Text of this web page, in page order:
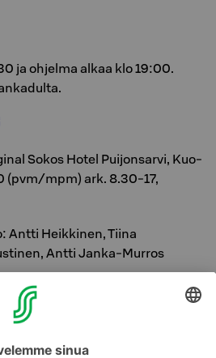
ja ohjelma alkaa klo 19:00.
Sokos Hotel Pui­jon­sar­vi, Kuo­
(pvm/mpm) ark. 8.30-17,
Antti Heikkinen, Tiina
Antti Janka-Murros
Heikkinen, Janne
Antti Janka-Murros